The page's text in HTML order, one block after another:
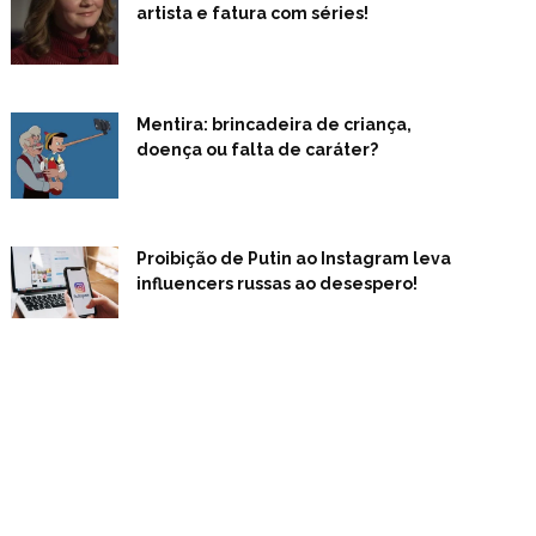
artista e fatura com séries!
Mentira: brincadeira de criança,
doença ou falta de caráter?
Proibição de Putin ao Instagram leva
influencers russas ao desespero!